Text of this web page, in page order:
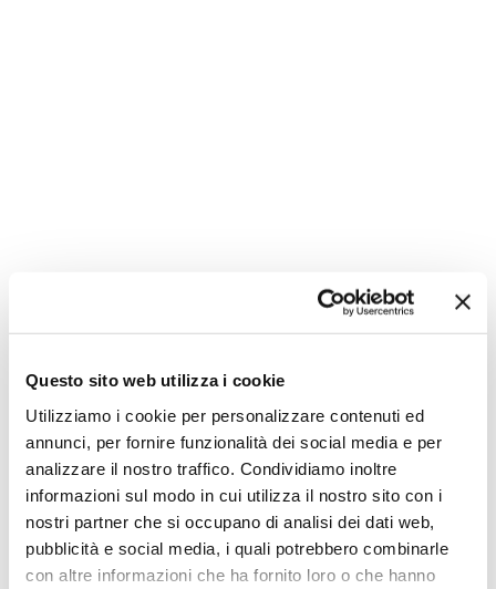
Questo sito web utilizza i cookie
Utilizziamo i cookie per personalizzare contenuti ed
annunci, per fornire funzionalità dei social media e per
analizzare il nostro traffico. Condividiamo inoltre
informazioni sul modo in cui utilizza il nostro sito con i
nostri partner che si occupano di analisi dei dati web,
pubblicità e social media, i quali potrebbero combinarle
con altre informazioni che ha fornito loro o che hanno
Se conosci poco l'Oriente, lasciati suggerire quale sia il Paese
giusto per te.
Prova la nostra bussola »